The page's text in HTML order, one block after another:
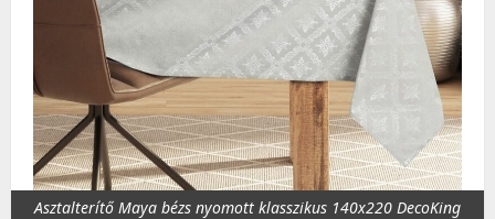
Asztalterítő Maya bézs nyomott klasszikus 140x220 DecoKing